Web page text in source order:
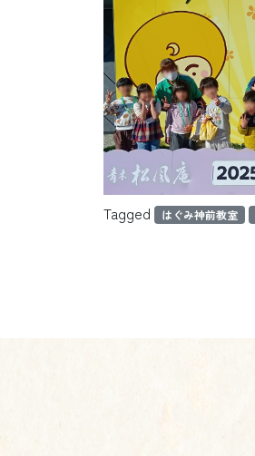
Tagged はぐみ神前教室